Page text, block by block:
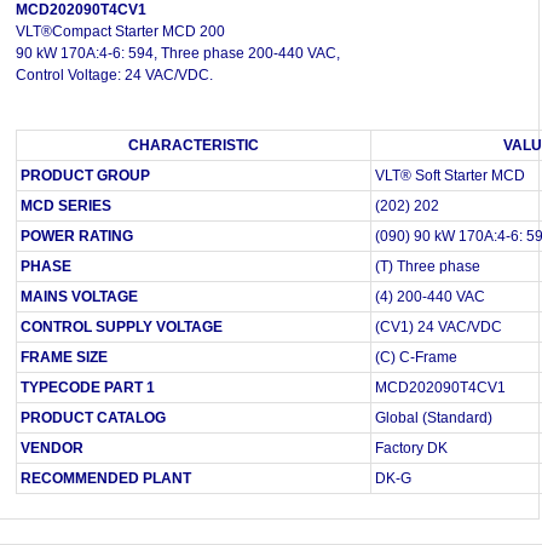
MCD202090T4CV1
VLT®Compact Starter MCD 200
90 kW 170A:4-6: 594, Three phase 200-440 VAC,
Control Voltage: 24 VAC/VDC.
CHARACTERISTIC
PRODUCT GROUP
VLT® Soft Starter MCD
MCD SERIES
(202) 202
POWER RATING
(090) 90 kW 170A:4-6:
PHASE
(T) Three phase
MAINS VOLTAGE
(4) 200-440 VAC
CONTROL SUPPLY VOLTAGE
(CV1) 24 VAC/VDC
FRAME SIZE
(C) C-Frame
TYPECODE PART 1
MCD202090T4CV1
PRODUCT CATALOG
Global (Standard)
VENDOR
Factory DK
RECOMMENDED PLANT
DK-G